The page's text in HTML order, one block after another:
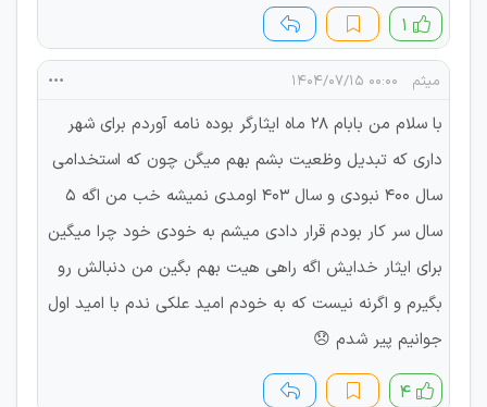
۱
میثم ۰۰:۰۰ ۱۴۰۴/۰۷/۱۵
با سلام من بابام 28 ماه ایثارگر بوده نامه آوردم برای شهر
داری که تبدیل وظعیت بشم بهم میگن چون که استخدامی
سال 400 نبودی و سال 403 اومدی نمیشه خب من اگه 5
سال سر کار بودم قرار دادی میشم به خودی خود چرا میگین
برای ایثار خدایش اگه راهی هیت بهم بگین من دنبالش رو
بگیرم و اگرنه نیست که به خودم امید علکی ندم با امید اول
جوانیم پیر شدم 😞
۴